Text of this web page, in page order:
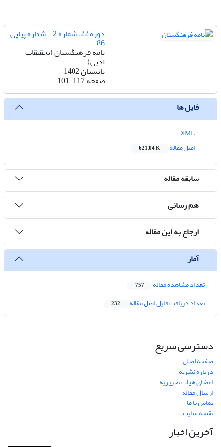
دوره 22، شماره 2 - شماره پیاپی
86
نامه فرهنگستان (تحقیقات
ادبی)
تابستان 1402
صفحه101-117
فایل ها
اصل مقاله
621.04 K
سابقه مقاله
هم رسانی
ارجاع به این مقاله
آمار
تعداد مشاهده مقاله 757
تعداد دریافت فایل اصل مقاله 232
دسترسی سریع
صفحه اصلی
درباره نشریه
اعضای هیات تحریریه
ارسال مقاله
تماس با ما
نقشه سایت
آخرین اخبار